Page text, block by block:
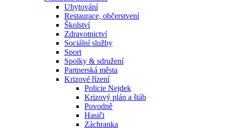
Ubytování
Restaurace, občerstvení
Školství
Zdravotnictví
Sociální služby
Sport
Spolky & sdružení
Partnerská města
Krizové řízení
Policie Nejdek
Krizový plán a štáb
Povodně
Hasiči
Záchranka